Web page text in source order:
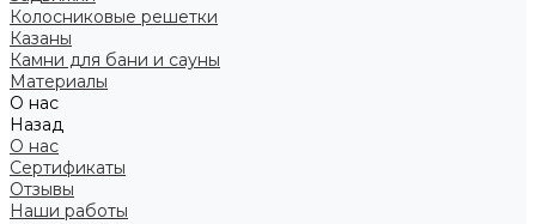
Колосниковые решетки
Казаны
Камни для бани и сауны
Материалы
О нас
Назад
О нас
Сертификаты
Отзывы
Наши работы